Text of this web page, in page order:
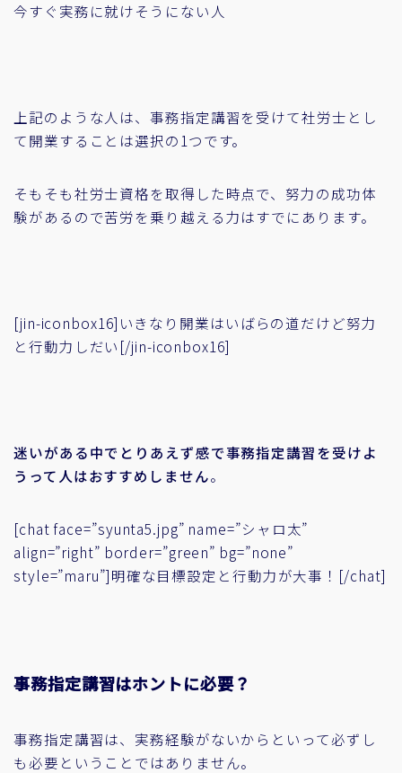
今すぐ実務に就けそうにない人
上記のような人は、事務指定講習を受けて社労士とし
て開業することは選択の1つです。
そもそも社労士資格を取得した時点で、努力の成功体
験があるので苦労を乗り越える力はすでにあります。
[jin-iconbox16]いきなり開業はいばらの道だけど努力
と行動力しだい[/jin-iconbox16]
迷いがある中でとりあえず感で事務指定講習を受けよ
うって人はおすすめしません。
[chat face=”syunta5.jpg” name=”シャロ太”
align=”right” border=”green” bg=”none”
style=”maru”]明確な目標設定と行動力が大事！[/chat]
事務指定講習はホントに必要？
事務指定講習は、実務経験がないからといって必ずし
も必要ということではありません。